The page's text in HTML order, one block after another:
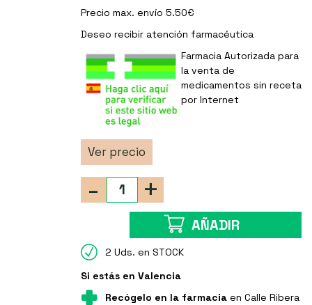
Precio max. envío 5.50€
Deseo recibir atención farmacéutica
Farmacia Autorizada para
la venta de
medicamentos sin receta
por Internet
Ver precio
+
-
AÑADIR
2 Uds. en STOCK
Si estás en Valencia
Recógelo en la farmaciaen Calle Ribera